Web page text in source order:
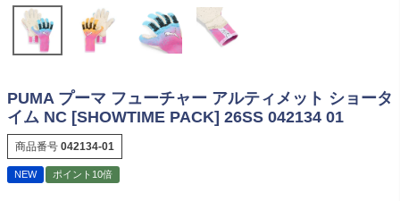
PUMA プーマ フューチャー アルティメット ショータ
イム NC [SHOWTIME PACK] 26SS 042134 01
商品番号 042134-01
NEW ポイント10倍